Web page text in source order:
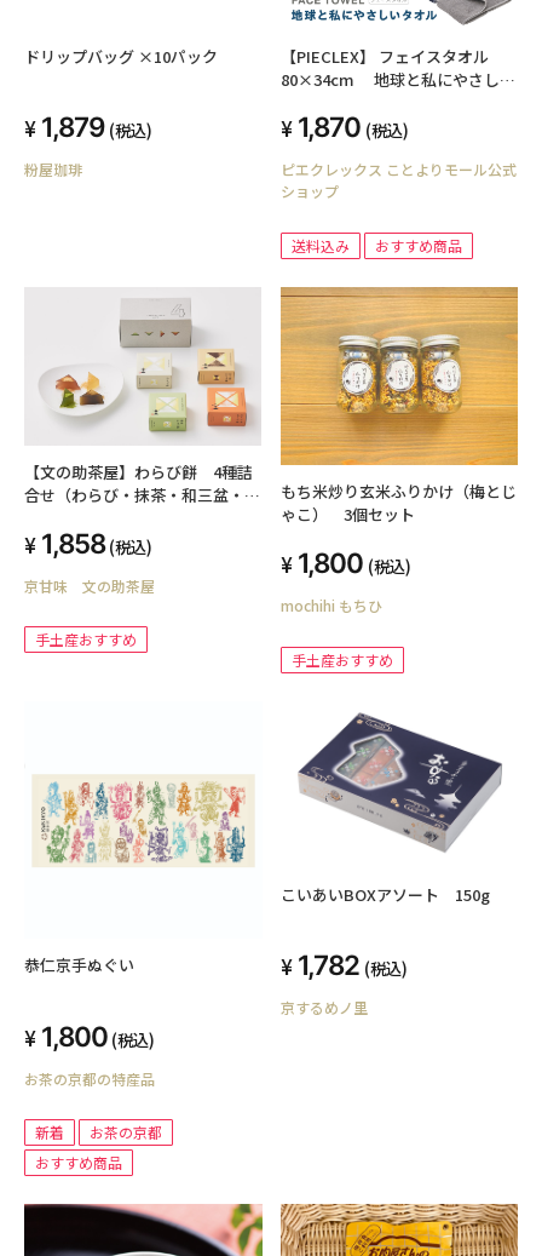
ドリップバッグ ×10パック
1,879 (税込)
粉屋珈琲
【PIECLEX】 フェイスタオル
80×34cm 地球と私にやさしい
1,870 (税込)
ピエクレックス ことよりモール公式
ショップ
送料込み おすすめ商品
【文の助茶屋】わらび餅 4種詰
合せ（わらび・抹茶・和三盆・ほ
1,858 (税込)
京甘味 文の助茶屋
手土産おすすめ
もち米炒り玄米ふりかけ（梅とじ
ゃこ） 3個セット
1,800 (税込)
mochihi もちひ
手土産おすすめ
恭仁京手ぬぐい
1,800 (税込)
お茶の京都の特産品
新着
お茶の京都
おすすめ商品
こいあいBOXアソート 150g
1,782 (税込)
京するめノ里